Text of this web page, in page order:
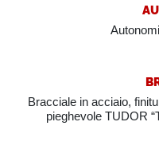
Bracciale in acciaio,
pieghevole TUDOR